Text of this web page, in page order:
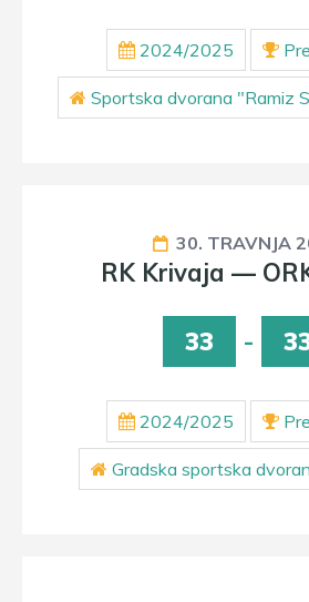
2024/2025
Sportska dvorana "Ramiz
30. TRAVNJA
RK Krivaja —
33 -
2024/2025
Gradska sportska